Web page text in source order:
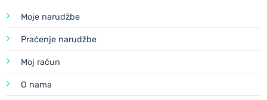
Moje narudžbe
Praćenje narudžbe
Moj račun
O nama